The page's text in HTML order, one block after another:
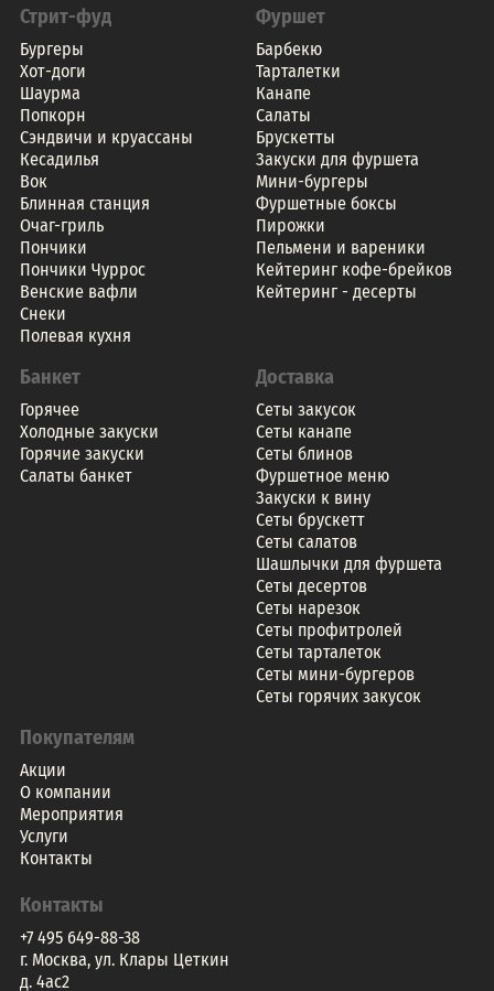
Стрит-фуд
Бургеры
Хот-доги
Шаурма
Попкорн
Сэндвичи и круассаны
Кесадилья
Вок
Блинная станция
Очаг-гриль
Пончики
Пончики Чуррос
Венские вафли
Снеки
Полевая кухня
Фуршет
Барбекю
Тарталетки
Канапе
Салаты
Брускетты
Закуски для фуршета
Мини-бургеры
Фуршетные боксы
Пирожки
Пельмени и вареники
Кейтеринг кофе-брейков
Кейтеринг - десерты
Банкет
Горячее
Холодные закуски
Горячие закуски
Салаты банкет
Доставка
Сеты закусок
Сеты канапе
Сеты блинов
Фуршетное меню
Закуски к вину
Сеты брускетт
Сеты салатов
Шашлычки для фуршета
Сеты десертов
Сеты нарезок
Сеты профитролей
Сеты тарталеток
Сеты мини-бургеров
Сеты горячих закусок
Покупателям
Акции
О компании
Мероприятия
Услуги
Контакты
Контакты
+7 495 649-88-38
г. Москва, ул. Клары Цеткин
д. 4ac2